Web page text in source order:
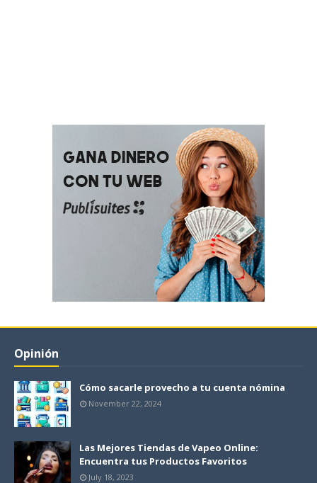
Opinión
Cómo sacarle provecho a tu cuenta nómina
November 22, 2024
Las Mejores Tiendas de Vapeo Online:
Encuentra tus Productos Favoritos
July 18, 2023